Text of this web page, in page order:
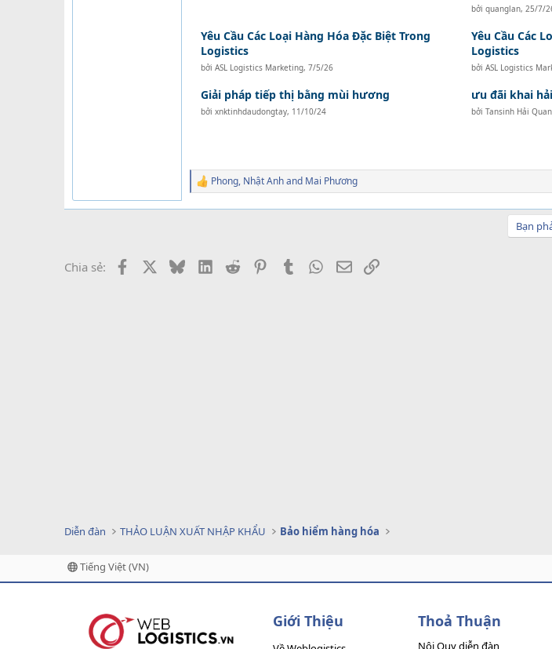
bởi quanglan, 25/7/
Yêu Cầu Các Loại Hàng Hóa Đặc Biệt Trong
Logistics
bởi ASL Logistics Marketing, 7/5/26
Yêu Cầu Các
Logistics
bởi ASL Logistics
Giải pháp tiếp thị bằng mùi hương
bởi xnktinhdaudongtay, 11/10/24
ưu đãi khai
bởi Tansinh Hải Quan
R
a
o
n
Phong, Nhật Anhand Mai Phương
Bạn
Chia sẻ: Facebook BlueskyLinkedIn
Reddit PinterestTumblr WhatsApp
EmailLink
Diễn đàn THẢO LUẬN XUẤT NHẬP KHẨU Bảo hiểm hàng hóa
Tiếng Việt (VN)
Giới Thiệu Thoả Thuận
Nội Quy diễn đàn